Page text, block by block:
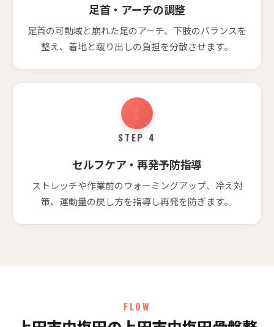
足首・アーチの調整
足首の可動域と崩れた足のアーチ、下肢のバランスを
整え、着地と蹴り出しの負担を分散させます。
STEP 4
セルフケア・再発予防指導
ストレッチや作業前のウォーミングアップ、冷え対
策、運動量の戻し方を指導し再発を防ぎます。
FLOW